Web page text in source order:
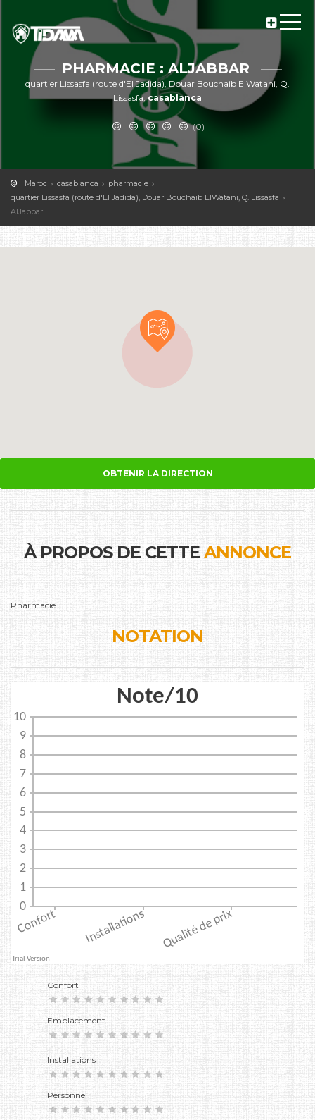
PHARMACIE : ALJABBAR
quartier Lissasfa (route d'El Jadida), Douar Bouchaib ElWatani, Q.
Lissasfa,casablanca
(0)
Maroc casablanca
pharmacie
quartier Lissasfa (route d'El Jadida), Douar Bouchaib ElWatani, Q. Lissasfa
AlJabbar
OBTENIR LA DIRECTION
À PROPOS DE CETTEANNONCE
Pharmacie
NOTATION
Confort
Emplacement
Installations
Personnel